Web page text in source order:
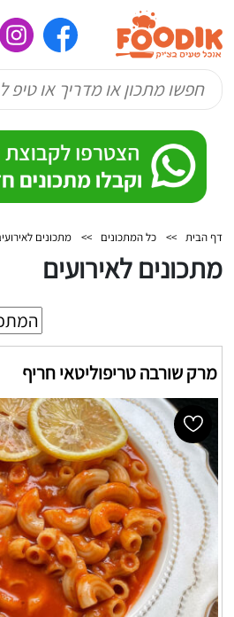
דף הבית >> כל המתכונים >> מתכונים
מתכונים לאירועים
מרק שורבה טריפוליטאי חריף